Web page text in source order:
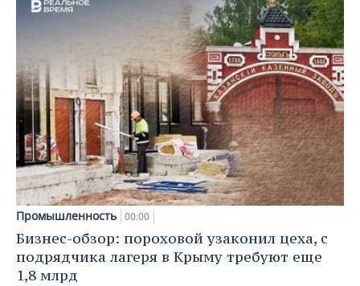
Промышленность 00:00
Бизнес-обзор: пороховой узаконил цеха, с
подрядчика лагеря в Крыму требуют еще
1,8 млрд